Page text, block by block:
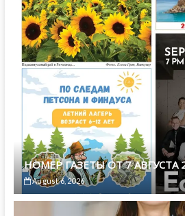
НОМЕР ГАЗЕТЫ ОТ 7 АВГУСТА
August 6, 2026